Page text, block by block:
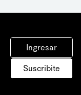
Ingresar
Suscribite